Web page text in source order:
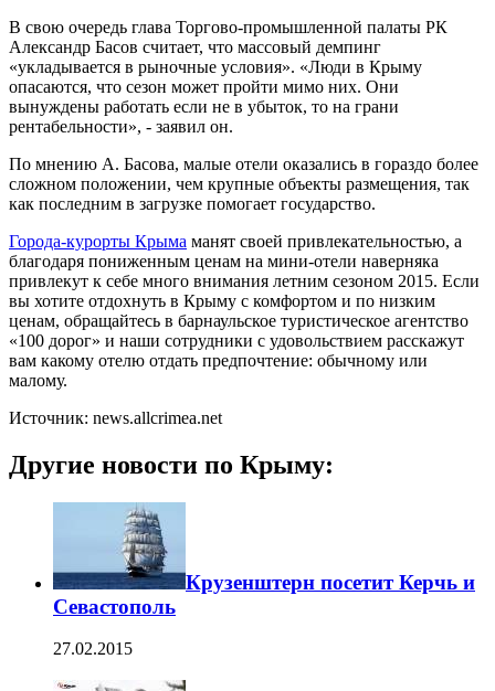
В свою очередь глава Торгово-промышленной палаты РК
Александр Басов считает, что массовый демпинг
«укладывается в рыночные условия». «Люди в Крыму
опасаются, что сезон может пройти мимо них. Они
вынуждены работать если не в убыток, то на грани
рентабельности», - заявил он.
По мнению А. Басова, малые отели оказались в гораздо более
сложном положении, чем крупные объекты размещения, так
как последним в загрузке помогает государство.
Города-курорты Крыма манят своей привлекательностью, а
благодаря пониженным ценам на мини-отели наверняка
привлекут к себе много внимания летним сезоном 2015. Если
вы хотите отдохнуть в Крыму с комфортом и по низким
ценам, обращайтесь в барнаульское туристическое агентство
«100 дорог» и наши сотрудники с удовольствием расскажут
вам какому отелю отдать предпочтение: обычному или
малому.
Источник: news.allcrimea.net
Другие новости по Крыму:
Крузенштерн посетит Керчь и
Севастополь
27.02.2015